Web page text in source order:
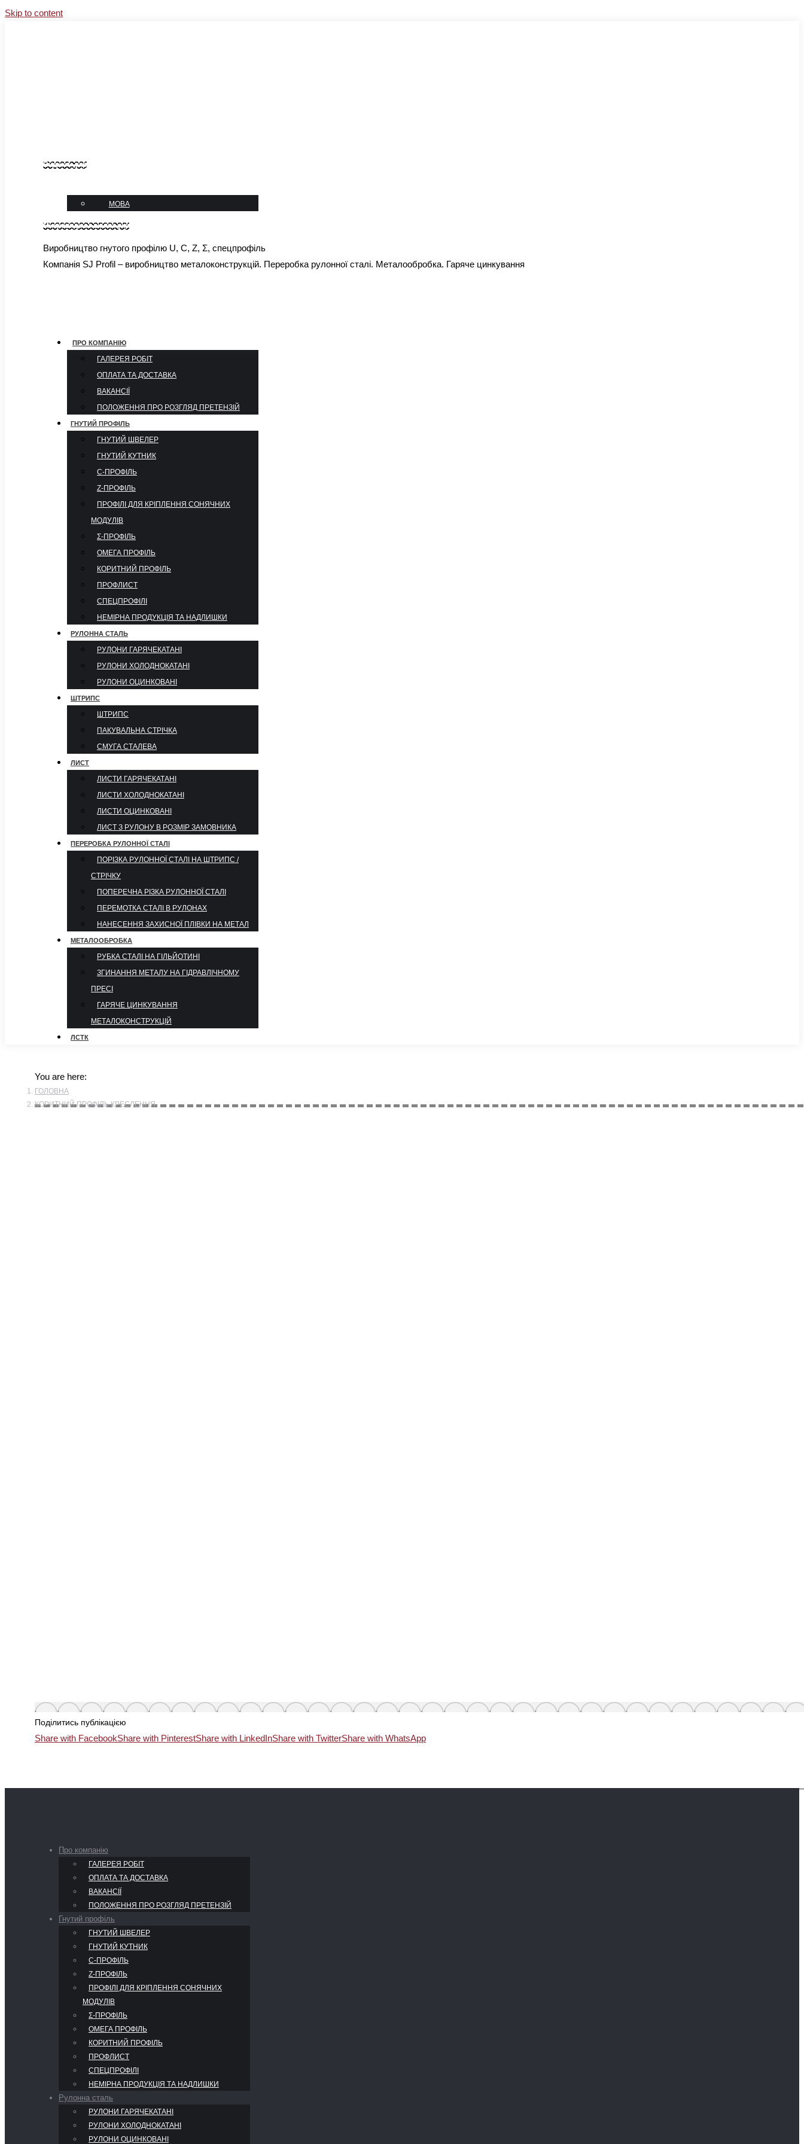
Skip to content
Виджет_укр
МОВА
Микровиджет шапка укр
Виробництво гнутого профілю U, C, Z, Σ, спецпрофіль
Компанія SJ Profil – виробництво металоконструкцій. Переробка рулонної сталі. Металообробка. Гаряче цинкування
ПРО КОМПАНІЮ
ГАЛЕРЕЯ РОБІТ
ОПЛАТА ТА ДОСТАВКА
ВАКАНСІЇ
ПОЛОЖЕННЯ ПРО РОЗГЛЯД ПРЕТЕНЗІЙ
ГНУТИЙ ПРОФІЛЬ
ГНУТИЙ ШВЕЛЕР
ГНУТИЙ КУТНИК
С-ПРОФІЛЬ
Z-ПРОФІЛЬ
ПРОФІЛІ ДЛЯ КРІПЛЕННЯ СОНЯЧНИХ
МОДУЛІВ
Σ-ПРОФІЛЬ
ОМЕГА ПРОФІЛЬ
КОРИТНИЙ ПРОФІЛЬ
ПРОФЛИСТ
СПЕЦПРОФІЛІ
НЕМІРНА ПРОДУКЦІЯ ТА НАДЛИШКИ
РУЛОННА СТАЛЬ
РУЛОНИ ГАРЯЧЕКАТАНІ
РУЛОНИ ХОЛОДНОКАТАНІ
РУЛОНИ ОЦИНКОВАНІ
ШТРИПС
ШТРИПС
ПАКУВАЛЬНА СТРІЧКА
СМУГА СТАЛЕВА
ЛИСТ
ЛИСТИ ГАРЯЧЕКАТАНІ
ЛИСТИ ХОЛОДНОКАТАНІ
ЛИСТИ ОЦИНКОВАНІ
ЛИСТ З РУЛОНУ В РОЗМІР ЗАМОВНИКА
ПЕРЕРОБКА РУЛОННОЇ СТАЛІ
ПОРІЗКА РУЛОННОЇ СТАЛІ НА ШТРИПС /
СТРІЧКУ
ПОПЕРЕЧНА РІЗКА РУЛОННОЇ СТАЛІ
ПЕРЕМОТКА СТАЛІ В РУЛОНАХ
НАНЕСЕННЯ ЗАХИСНОЇ ПЛІВКИ НА МЕТАЛ
МЕТАЛООБРОБКА
РУБКА СТАЛІ НА ГІЛЬЙОТИНІ
ЗГИНАННЯ МЕТАЛУ НА ГІДРАВЛІЧНОМУ
ПРЕСІ
ГАРЯЧЕ ЦИНКУВАННЯ
МЕТАЛОКОНСТРУКЦІЙ
ЛСТК
You are here:
ГОЛОВНА
КОРИТНИЙ ПРОФІЛЬ КРЕСЛЕННЯ
Поділитись публікацією
Share with FacebookShare with PinterestShare with LinkedInShare with TwitterShare with WhatsApp
Про компанію
ГАЛЕРЕЯ РОБІТ
ОПЛАТА ТА ДОСТАВКА
ВАКАНСІЇ
ПОЛОЖЕННЯ ПРО РОЗГЛЯД ПРЕТЕНЗІЙ
Гнутий профіль
ГНУТИЙ ШВЕЛЕР
ГНУТИЙ КУТНИК
С-ПРОФІЛЬ
Z-ПРОФІЛЬ
ПРОФІЛІ ДЛЯ КРІПЛЕННЯ СОНЯЧНИХ
МОДУЛІВ
Σ-ПРОФІЛЬ
ОМЕГА ПРОФІЛЬ
КОРИТНИЙ ПРОФІЛЬ
ПРОФЛИСТ
СПЕЦПРОФІЛІ
НЕМІРНА ПРОДУКЦІЯ ТА НАДЛИШКИ
Рулонна сталь
РУЛОНИ ГАРЯЧЕКАТАНІ
РУЛОНИ ХОЛОДНОКАТАНІ
РУЛОНИ ОЦИНКОВАНІ